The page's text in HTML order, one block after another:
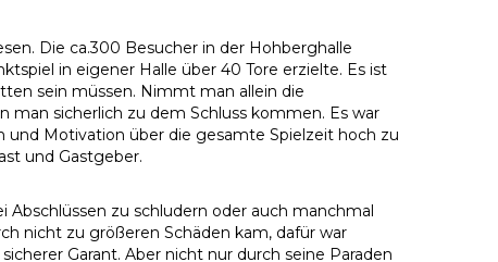
Die ca.300 Besucher in der Hohberghalle
in eigener Halle über 40 Tore erzielte. Es ist
sein müssen. Nimmt man allein die
sicherlich zu dem Schluss kommen. Es war
und Motivation über die gesamte Spielzeit hoch zu
und Gastgeber.
Abschlüssen zu schludern oder auch manchmal
nicht zu größeren Schäden kam, dafür war
Garant. Aber nicht nur durch seine Paraden